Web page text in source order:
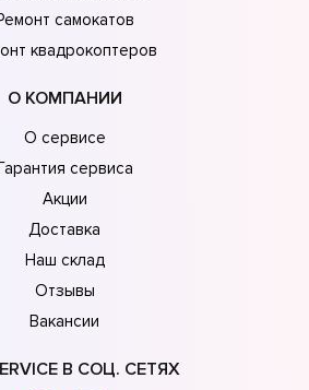
самокатов
квадрокоптеров
О КОМПАНИИ
О сервисе
сервиса
Акции
Доставка
Наш склад
Отзывы
Вакансии
В СОЦ. СЕТЯХ